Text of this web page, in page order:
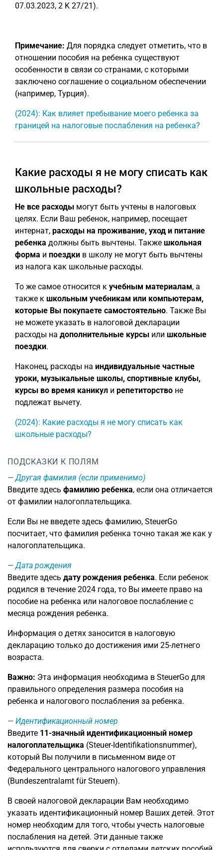
07.03.2023, 2 K 27/21).
Примечание: Для порядка следует отметить, что в
отношении пособия на ребенка существуют
особенности в связи со странами, с которыми
заключено соглашение о социальном обеспечении
(например, Турция).
(2024): Как влияет пребывание моего ребенка за
границей на налоговые послабления на ребенка?
Какие расходы я не могу списать как
школьные расходы?
Не все расходы могут быть учтены в налоговых
целях. Если Ваш ребенок, например, посещает
интернат, расходы на проживание, уход и питание
ребенка должны быть вычтены. Также школьная
форма и поездки в школу не могут быть вычтены
из налога как школьные расходы.
То же самое относится к учебным материалам, а
также к школьным учебникам или компьютерам,
которые Вы покупаете самостоятельно. Также Вы
не можете указать в налоговой декларации
расходы на дополнительные курсы или школьные
поездки.
Наконец, расходы на индивидуальные частные
уроки, музыкальные школы, спортивные клубы,
курсы во время каникул и репетиторство не
подлежат вычету.
(2024): Какие расходы я не могу списать как
школьные расходы?
ПОДСКАЗКИ К ПОЛЯМ
Другая фамилия (если применимо)
Введите здесь фамилию ребенка, если она отличается
от фамилии налогоплательщика.
Если Вы не введете здесь фамилию, SteuerGo
посчитает, что фамилия ребенка точно такая же как у
налогоплательщика.
Дата рождения
Введите здесь дату рождения ребенка. Если ребенок
родился в течение 2024 года, то Вы имеете право на
пособие на ребенка или налоговое послабление с
месяца рождения ребенка.
Информация о детях заносится в налоговую
декларацию только до достижения ими 25-летнего
возраста.
Важно: Эта информация необходима в SteuerGo для
правильного определения размера пособия на
ребенка и налогового послабления за ребенка.
Идентификационный номер
Введите 11-значный идентификационный номер
налогоплательщика (Steuer-Identifikationsnummer),
который Вы получили в письменном виде от
Федерального центрального налогового управления
(Bundeszentralamt für Steuern).
В своей налоговой декларации Вам необходимо
указать идентификационный номер Ваших детей. Этот
номер необходим для того, чтобы учесть налоговые
послабления на детей. Эти данные также